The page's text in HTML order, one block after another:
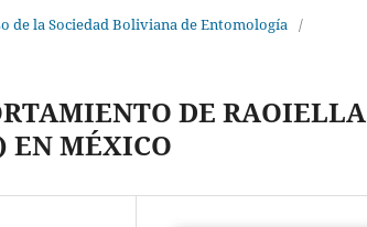
de la Sociedad Boliviana de Entomología /
DE RAOIELLA
EN MÉXICO